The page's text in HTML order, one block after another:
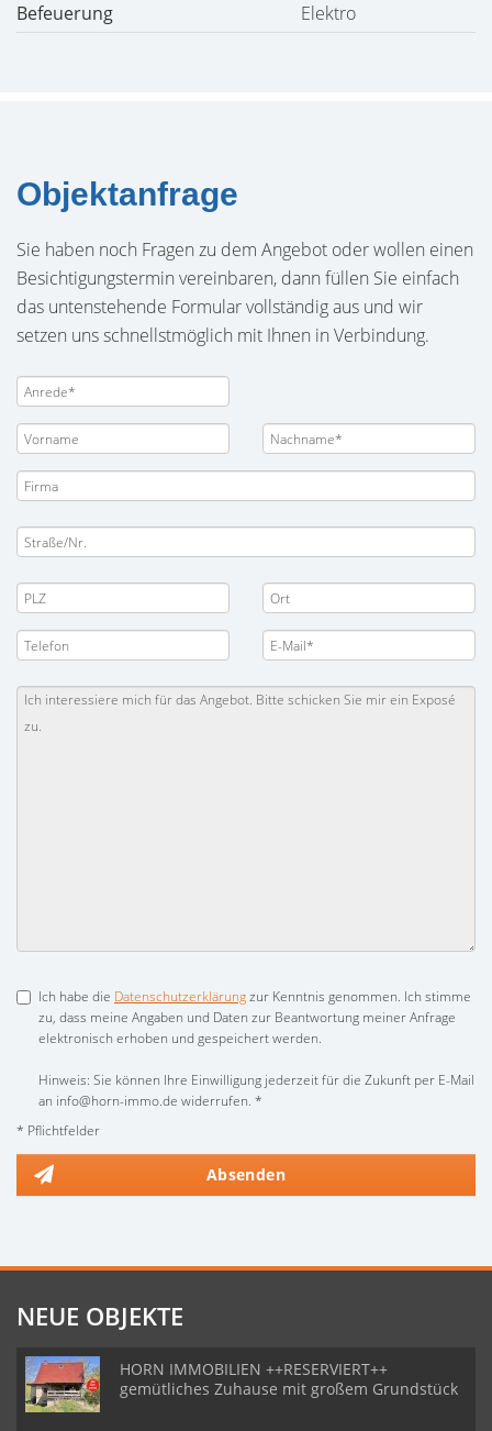
Befeuerung
Elektro
Objektanfrage
Sie haben noch Fragen zu dem Angebot oder wollen einen
Besichtigungstermin vereinbaren, dann füllen Sie einfach
das untenstehende Formular vollständig aus und wir
setzen uns schnellstmöglich mit Ihnen in Verbindung.
Ich habe die Datenschutzerklärungzur Kenntnis genommen. Ich stimme
zu, dass meine Angaben und Daten zur Beantwortung meiner Anfrage
elektronisch erhoben und gespeichert werden.
Hinweis: Sie können Ihre Einwilligung jederzeit für die Zukunft per E-Mail
an info@horn-immo.de widerrufen. *
* Pflichtfelder
Absenden
NEUE OBJEKTE
HORN IMMOBILIEN ++RESERVIERT++
gemütliches Zuhause mit großem Grundstück